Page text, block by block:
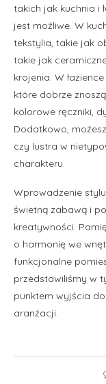
takich jak kuchnia i
jest możliwe. W
tekstylia, takie jak
takie jak
krojenia. W
które dobrze
kolorowe ręczniki,
Dodatkowo,
czy lustra w
charakteru.
Wprowadzenie
świetną zabawą i
kreatywności.
o harmonię we
funkcjonalne
przedstawiliśmy w
punktem wyjścia
aranżacji.